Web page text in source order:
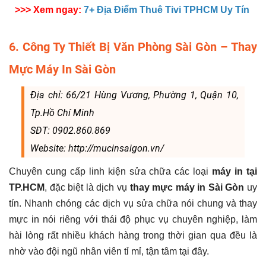
>>> Xem ngay: 7+ Địa Điểm Thuê Tivi TPHCM Uy Tín
6. Công Ty Thiết Bị Văn Phòng Sài Gòn – Thay
Mực Máy In Sài Gòn
Địa chỉ: 66/21 Hùng Vương, Phường 1, Quận 10,
Tp.Hồ Chí Minh
SĐT: 0902.860.869
Website: http://mucinsaigon.vn/
Chuyên cung cấp linh kiện sửa chữa các loại máy in tại
TP.HCM, đặc biệt là dịch vụ thay mực máy in Sài Gòn uy
tín. Nhanh chóng các dịch vụ sửa chữa nói chung và thay
mực in nói riêng với thái độ phục vụ chuyên nghiệp, làm
hài lòng rất nhiều khách hàng trong thời gian qua đều là
nhờ vào đội ngũ nhân viên tỉ mỉ, tận tâm tại đây.